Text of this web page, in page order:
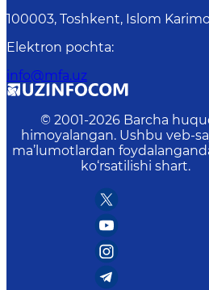
100003, Toshkent, Islom
Elektron pochta:
info@mfa.uz
© 2001-2026 Barcha
himoyalangan. Ushbu veb-
ma’lumotlardan
ko‘rsatilishi shart.